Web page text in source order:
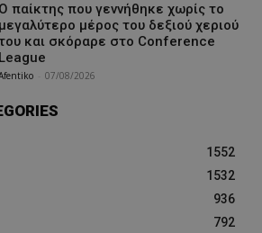
Ο παίκτης που γεννήθηκε χωρίς το
μεγαλύτερο μέρος του δεξιού χεριού
και σκόραρε στο Conference
League
07/08/2026
1552
1532
936
792